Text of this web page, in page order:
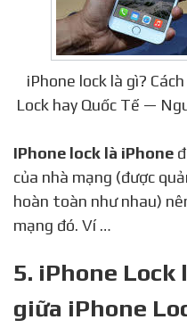
iPhone lock là gì?
Lock hay Quốc Tế —
IPhone lock là iPhone
của nhà mạng (được
hoàn toàn như nhau)
mạng đó. Ví …
5. iPhone Lock
giữa iPhone